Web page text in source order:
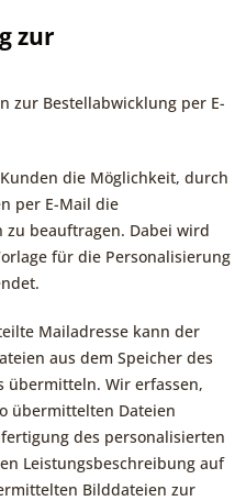
zur
zur Bestellabwicklung per E-
die Möglichkeit, durch
per E-Mail die
zu beauftragen. Dabei wird
für die Personalisierung
Mailadresse kann der
aus dem Speicher des
übermitteln. Wir erfassen,
übermittelten Dateien
des personalisierten
Leistungsbeschreibung auf
Bilddateien zur